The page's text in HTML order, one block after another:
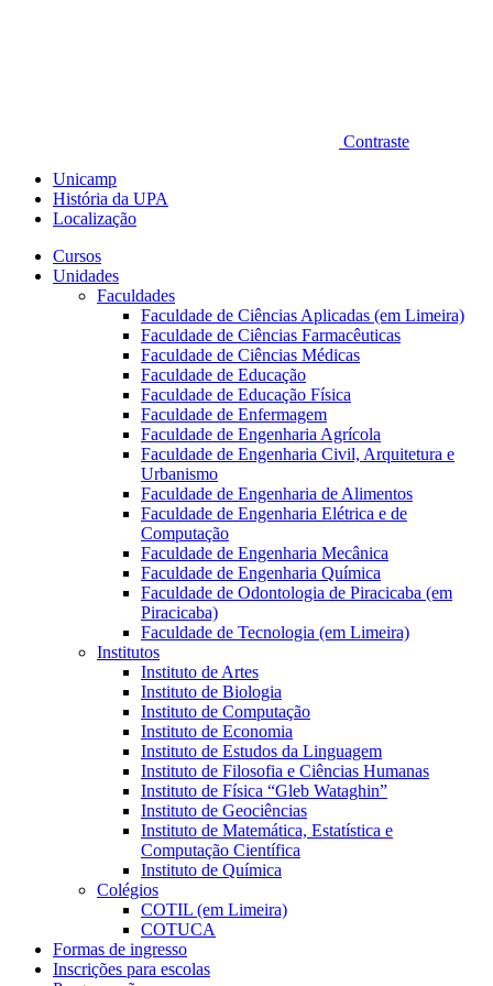
Contraste
Unicamp
História da UPA
Localização
Cursos
Unidades
Faculdades
Faculdade de Ciências Aplicadas (em Limeira)
Faculdade de Ciências Farmacêuticas
Faculdade de Ciências Médicas
Faculdade de Educação
Faculdade de Educação Física
Faculdade de Enfermagem
Faculdade de Engenharia Agrícola
Faculdade de Engenharia Civil, Arquitetura e
Urbanismo
Faculdade de Engenharia de Alimentos
Faculdade de Engenharia Elétrica e de
Computação
Faculdade de Engenharia Mecânica
Faculdade de Engenharia Química
Faculdade de Odontologia de Piracicaba (em
Piracicaba)
Faculdade de Tecnologia (em Limeira)
Institutos
Instituto de Artes
Instituto de Biologia
Instituto de Computação
Instituto de Economia
Instituto de Estudos da Linguagem
Instituto de Filosofia e Ciências Humanas
Instituto de Física “Gleb Wataghin”
Instituto de Geociências
Instituto de Matemática, Estatística e
Computação Científica
Instituto de Química
Colégios
COTIL (em Limeira)
COTUCA
Formas de ingresso
Inscrições para escolas